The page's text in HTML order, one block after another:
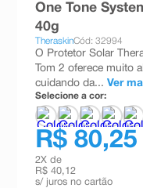
ºshampoo
One Tone
40g
TheraskinCód: 32994
O Protetor Solar
Tom 2 oferece muito
cuidando da... Ver
Selecione a cor:
R$ 80,25
2X de
R$ 40,12
s/ juros no cartão